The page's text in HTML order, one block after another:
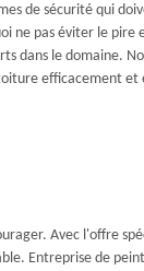
de sécurité qui
ne pas éviter le pire
dans le domaine.
efficacement et
Avec l'offre
Entreprise de